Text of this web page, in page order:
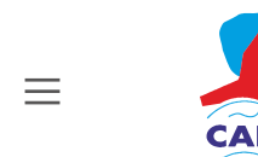
Aller au contenu principal
Rechercher